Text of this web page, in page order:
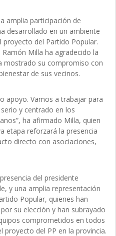
amplia participación de
desarrollado en un ambiente
del Partido Popular.
Milla ha agradecido la
mostrado su compromiso con
de sus vecinos.
apoyo. Vamos a trabajar para
y centrado en los
ha afirmado Milla, quien
etapa reforzará la presencia
directo con asociaciones,
del presidente
y una amplia representación
Popular, quienes han
su elección y han subrayado
comprometidos en todos
del PP en la provincia.